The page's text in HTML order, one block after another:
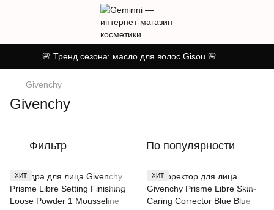
🌸 Тренд сезона: масло для волос Gisou 🌸
Givenchy
Givenchy
Фильтр По популярности
ХИТ ХИТ